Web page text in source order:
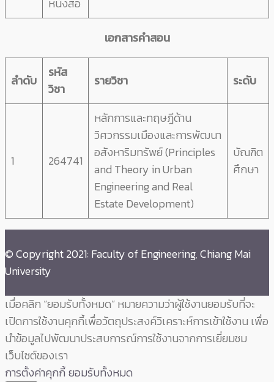
หนังสือ
เอกสารคำสอน
ลำดับ
รหัส
วิชา
รายวิชา ระดับ
1 264741
หลักการและทฤษฎีด้าน
วิศวกรรมเมืองและการพัฒนา
อสังหาริมทรัพย์ (Principles
and Theory in Urban
Engineering and Real
Estate Development)
บัณฑิต
ศึกษา
© Copyright 2021: Faculty of Engineering, Chiang Mai
University
เมื่อคลิก “ยอมรับทั้งหมด” หมายความว่าผู้ใช้งานยอมรับที่จะ
เปิดการใช้งานคุกกี้เพื่อวัตถุประสงค์วิเคราะห์การเข้าใช้งาน เพื่อ
นำข้อมูลไปพัฒนาประสบการณ์การใช้งานจากการเยี่ยมชม
เว็บไซต์ของเรา
การตั้งค่าคุกกี้ยอมรับทั้งหมด